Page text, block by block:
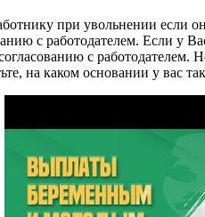
при увольнении если
с работодателем. Если у
с
на каком основании у вас